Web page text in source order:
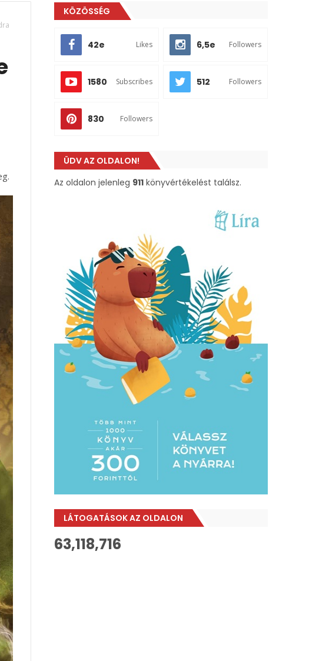
KÖZÖSSÉG
42e Likes 6,5e Followers
1580 Subscribes 512 Followers
830 Followers
ÜDV AZ OLDALON!
Az oldalon jelenleg 911 könyvértékelést találsz.
LÁTOGATÁSOK AZ OLDALON
63,118,716